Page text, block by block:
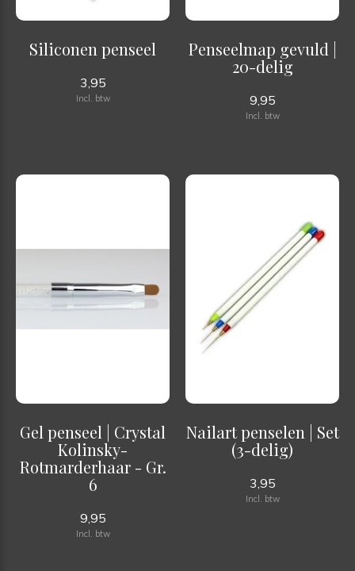
Siliconen penseel
3,95
Incl. btw
Penseelmap gevuld |
20-delig
9,95
Incl. btw
Gel penseel | Crystal
Kolinsky-
Rotmarderhaar - Gr.
6
9,95
Incl. btw
Nailart penselen | Set
(3-delig)
3,95
Incl. btw